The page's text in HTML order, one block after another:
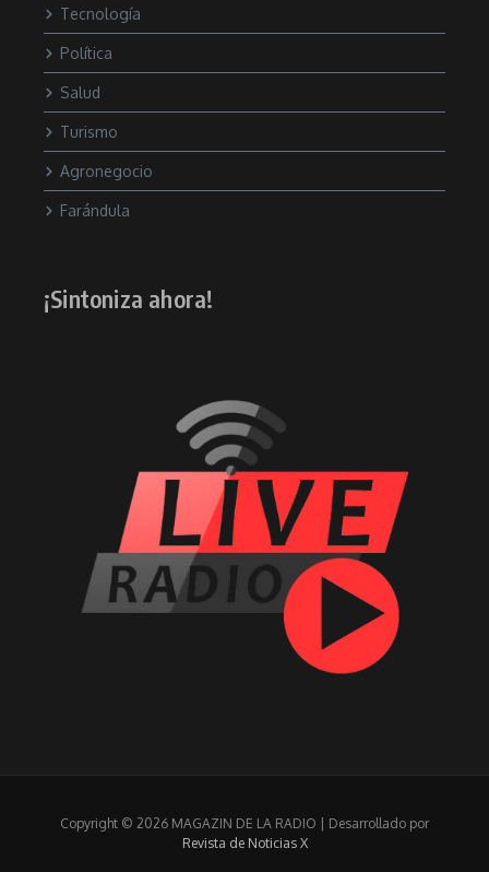
Tecnología
Política
Salud
Turismo
Agronegocio
Farándula
¡Sintoniza ahora!
Copyright © 2026 MAGAZIN DE LA RADIO | Desarrollado por
Revista de Noticias X